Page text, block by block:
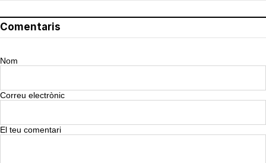
Comentaris
Nom
Correu electrònic
El teu comentari